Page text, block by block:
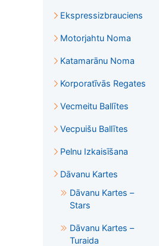
Ekspressizbrauciens
Motorjahtu Noma
Katamarānu Noma
Korporatīvās Regates
Vecmeitu Ballītes
Vecpuišu Ballītes
Pelnu Izkaisīšana
Dāvanu Kartes
Dāvanu Kartes –
Stars
Dāvanu Kartes –
Turaida